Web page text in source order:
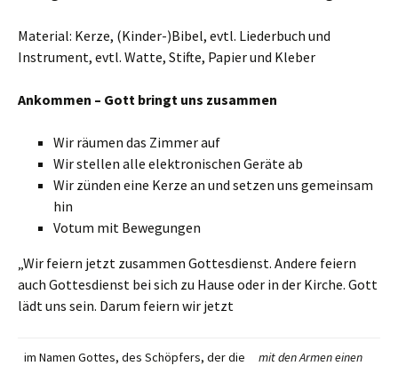
Material: Kerze, (Kinder-)Bibel, evtl. Liederbuch und
Instrument, evtl. Watte, Stifte, Papier und Kleber
Ankommen – Gott bringt uns zusammen
Wir räumen das Zimmer auf
Wir stellen alle elektronischen Geräte ab
Wir zünden eine Kerze an und setzen uns gemeinsam
hin
Votum mit Bewegungen
„Wir feiern jetzt zusammen Gottesdienst. Andere feiern
auch Gottesdienst bei sich zu Hause oder in der Kirche. Gott
lädt uns sein. Darum feiern wir jetzt
im Namen Gottes, des Schöpfers, der die
mit den Armen einen